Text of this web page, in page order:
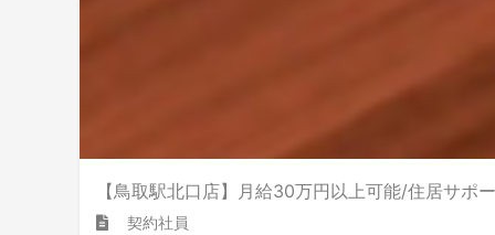
【鳥取駅北口店】月給30万円以上可能/住居サポ
契約社員